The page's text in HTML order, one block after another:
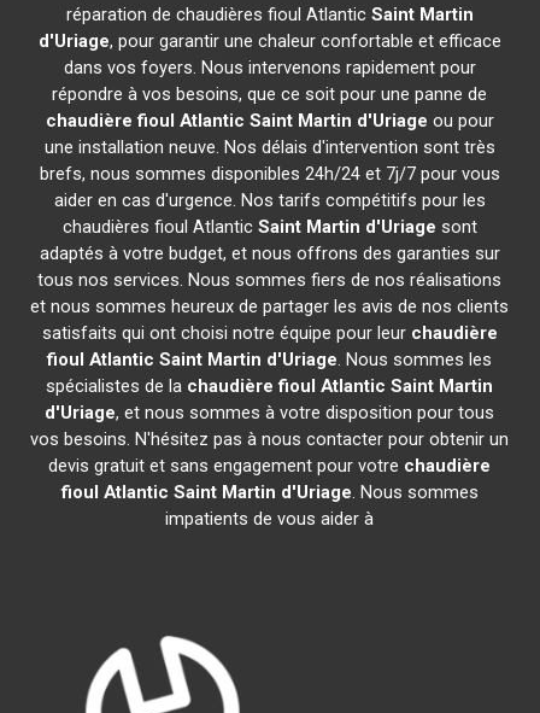
réparation de chaudières fioul Atlantic Saint Martin
d'Uriage, pour garantir une chaleur confortable et efficace
dans vos foyers. Nous intervenons rapidement pour
répondre à vos besoins, que ce soit pour une panne de
chaudière fioul Atlantic Saint Martin d'Uriage ou pour
une installation neuve. Nos délais d'intervention sont très
brefs, nous sommes disponibles 24h/24 et 7j/7 pour vous
aider en cas d'urgence. Nos tarifs compétitifs pour les
chaudières fioul Atlantic Saint Martin d'Uriage sont
adaptés à votre budget, et nous offrons des garanties sur
tous nos services. Nous sommes fiers de nos réalisations
et nous sommes heureux de partager les avis de nos clients
satisfaits qui ont choisi notre équipe pour leur chaudière
fioul Atlantic Saint Martin d'Uriage. Nous sommes les
spécialistes de la chaudière fioul Atlantic Saint Martin
d'Uriage, et nous sommes à votre disposition pour tous
vos besoins. N'hésitez pas à nous contacter pour obtenir un
devis gratuit et sans engagement pour votre chaudière
fioul Atlantic Saint Martin d'Uriage. Nous sommes
impatients de vous aider à